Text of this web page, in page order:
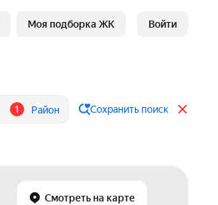
Моя подборка ЖК Войти
1 Район Сохранить поиск
Смотреть на карте